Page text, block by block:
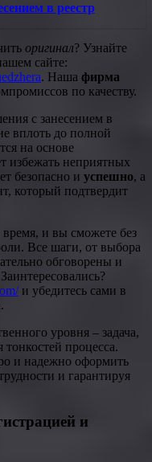
в реестр
оригинал? Узнайте
сайте:
. Наша фирма
по качеству.
с занесением в
вплоть до полной
на основе
избежать неприятных
безопасно и успешно, а
который подтвердит
и вы сможете без
Все шаги, от выбора
обговорены и
и убедитесь сами в
.
уровня – задача,
процесса.
и надежно оформить
и гарантируя
и